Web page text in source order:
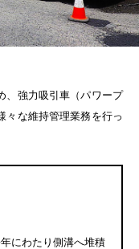
、強力吸引車（パワープ
々な維持管理業務を行っ
にわたり側溝へ堆積